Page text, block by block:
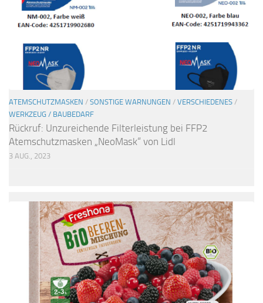
ATEMSCHUTZMASKEN / SONSTIGE WARNUNGEN / VERSCHIEDENES /
WERKZEUG / BAUBEDARF
Rückruf: Unzureichende Filterleistung bei FFP2
Atemschutzmasken „NeoMask“ von Lidl
3 AUG., 2023